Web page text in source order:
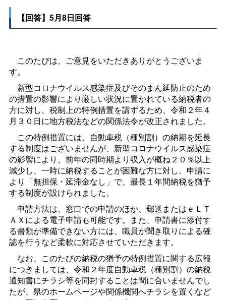
【回答】5月8日回答
このたびは、ご意見をいただきありがとうございま
す。
新型コロナウイルス感染症及びそのまん延防止のため
の措置の影響により厳しい状況に置かれている納税者の
方に対し、税制上の特例措置を講ずるため、令和２年４
月３０日に地方税法などの関係法令が改正されました。
この特例措置には、自動車税（種別割）の納期を延長
する制度はございませんが、新型コロナウイルス感染症
の影響により、前年の同時期より収入が概ね２０％以上
減少し、一時に納税することが困難な方に対し、申請に
より「無担保・延滞金なし」で、最長１年間納税を猶予
する制度が設けられました。
申請方法は、窓口での申請のほか、郵送またはｅＬＴ
ＡＸによる電子申請も可能です。また、申請書に添付す
る書類が準備できない方には、職員が聞き取りによる確
認を行うなど柔軟に対応させていただきます。
なお、このたびの納税の猶予の特例措置に関する広報
につきましては、令和２年度自動車税（種別割）の納税
通知書にチラシ等を同封することは間に合いませんでし
たが、県のホームページや関係機関へチラシを置くなど